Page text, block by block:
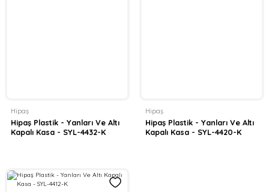
Hipaş
Hipaş Plastik - Yanları Ve Altı
Kapalı Kasa - SYL-4432-K
Hipaş
Hipaş Plastik - Yanları Ve Altı
Kapalı Kasa - SYL-4420-K